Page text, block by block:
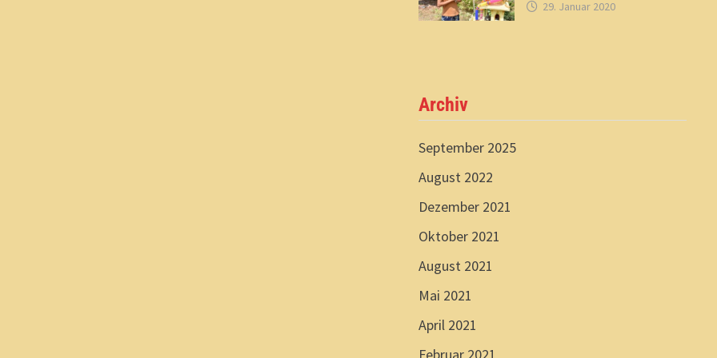
29. Januar 2020
Archiv
September 2025
August 2022
Dezember 2021
Oktober 2021
August 2021
Mai 2021
April 2021
Februar 2021